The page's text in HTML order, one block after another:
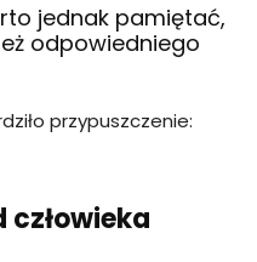
jednak pamiętać,
odpowiedniego
przypuszczenie:
człowieka